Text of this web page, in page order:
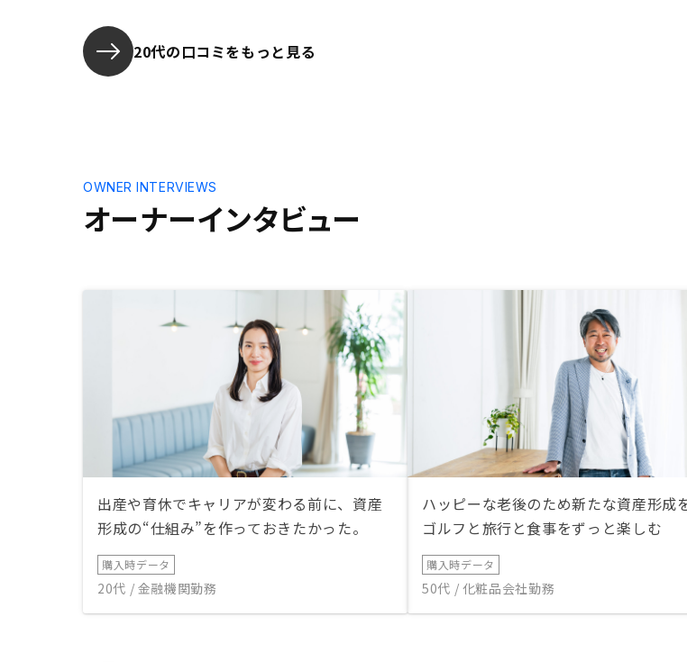
20代の口コミをもっと見る
オーナーインタビュー
OWNER INTERVIEWS
出産や育休でキャリアが変わる前に、資産
形成の“仕組み”を作っておきたかった。
購入時データ
20代 / 金融機関勤務
ハッピーな老後のため新たな資産形成
ゴルフと旅行と食事をずっと楽しむ
購入時データ
50代 / 化粧品会社勤務